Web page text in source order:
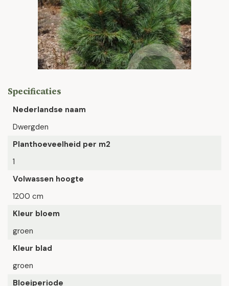
Specificaties
Nederlandse naam
Dwergden
Planthoeveelheid per m2
1
Volwassen hoogte
1200 cm
Kleur bloem
groen
Kleur blad
groen
Bloeiperiode